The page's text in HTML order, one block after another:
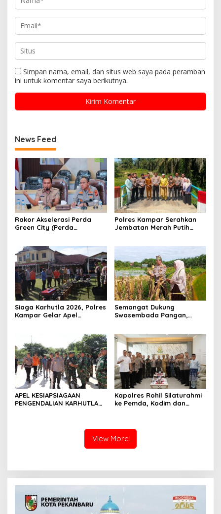
Simpan nama, email, dan situs web saya pada peramban
ini untuk komentar saya berikutnya.
News Feed
Rakor Akselerasi Perda
Green City (Perda
Lingkungan Hidup Kota
Pekanbaru dan Tim Pakar
Polres Kampar Serahkan
Jembatan Merah Putih
Siaga Karhutla 2026, Polres
Kampar Gelar Apel
Semangat Dukung
Swasembada Pangan,
Sendayan
APEL KESIAPSIAGAAN
PENGENDALIAN KARHUTLA
KEMARAU DAN POTENSI EL
Kapolres Rohil Silaturahmi
ke Pemda, Kodim dan
View More